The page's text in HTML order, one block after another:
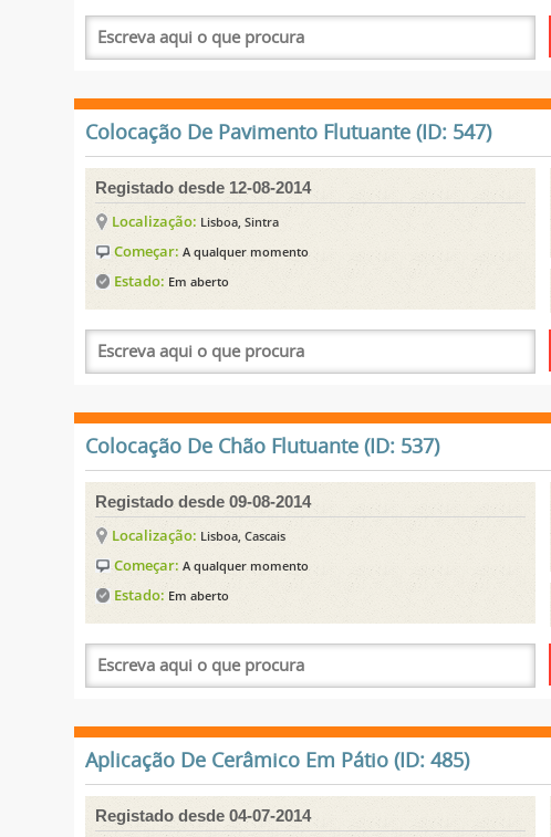
Colocação De Pavimento Flutuante (ID: 547)
Registado desde 12-08-2014
Localização: Lisboa, Sintra
Começar:A qualquer momento
Estado: Em aberto
Colocação De Chão Flutuante (ID: 537)
Registado desde 09-08-2014
Localização: Lisboa, Cascais
Começar:A qualquer momento
Estado: Em aberto
Aplicação De Cerâmico Em Pátio (ID: 485)
Registado desde 04-07-2014